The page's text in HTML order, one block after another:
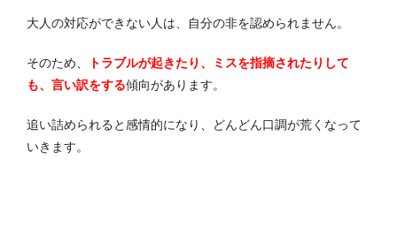
大人の対応ができない人は、自分の非を認められません。
そのため、
トラブルが起きたり、ミスを指摘されたりして
も、言い訳をする傾向があります。
追い詰められると感情的になり、どんどん口調が荒くなって
いきます。